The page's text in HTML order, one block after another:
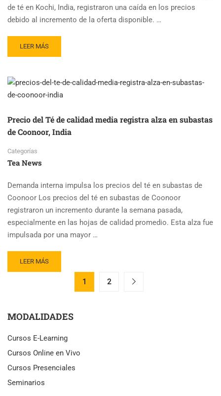
de té en Kochi, India, registraron una caída en los precios
debido al incremento de la oferta disponible. …
READ
MORE
INDIA:
MÁS
EN
SUBASTAS
PROVOCA
DE
PRECIOS
LEER MÁS
Precio del Té de calidad media registra alza en subastas
de Coonoor, India
Categorías
Tea News
Demanda interna impulsa los precios del té en subastas de
Coonoor Los precios del té en subastas de Coonoor
registraron un incremento durante la semana pasada,
especialmente en las hojas de calidad promedio. Esta alza fue
impulsada por una mayor …
READ
MORE
DE
MEDIA
REGISTRA
EN
SUBASTAS
LEER MÁS
1 2
MODALIDADES
Cursos E-Learning
Cursos Online en Vivo
Cursos Presenciales
Seminarios